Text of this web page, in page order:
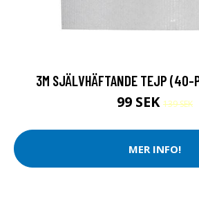
3M SJÄLVHÄFTANDE TEJP (40-
99 SEK 139 SEK
MER INFO!